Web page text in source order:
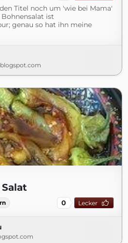
Titel noch um 'wie bei Mama'
ist
genau so hat ihn meine
0 Lecker